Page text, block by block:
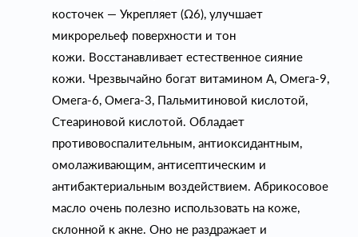
косточек — Укрепляет (Ω6), улучшает
микрорельеф поверхности и тон
кожи. Восстанавливает естественное сияние
кожи. Чрезвычайно богат витамином А, Омега-9,
Омега-6, Омега-3, Пальмитиновой кислотой,
Стеариновой кислотой. Обладает
противовоспалительным, антиоксидантным,
омолаживающим, антисептическим и
антибактериальным воздействием. Абрикосовое
масло очень полезно использовать на коже,
склонной к акне. Оно не раздражает и